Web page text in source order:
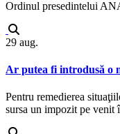
Ordinul presedintelui
29 aug.
Ar putea fi introdusă o
Pentru remedierea
sursa un impozit pe venit